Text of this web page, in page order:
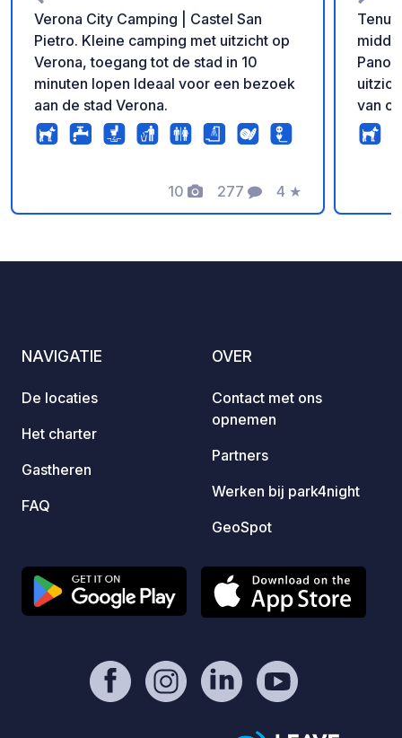
Verona City Camping | Castel San
Pietro. Kleine camping met uitzicht op
Verona, toegang tot de stad in 10
minuten lopen Ideaal voor een bezoek
aan de stad Verona.
10
Foto's
277
Commentaren
4
Beoordeling
★
van
NAVIGATIE
De locaties
Het charter
Gastheren
FAQ
OVER
Contact met ons
opnemen
Partners
Werken bij park4night
GeoSpot